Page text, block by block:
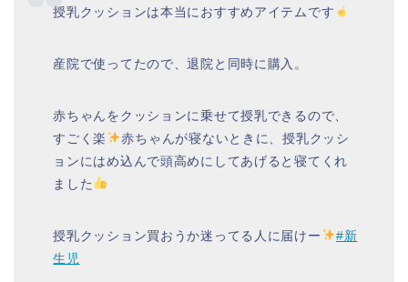
授乳クッションは本当におすすめアイテムです
産院で使ってたので、退院と同時に購入。
赤ちゃんをクッションに乗せて授乳できるので、
すごく楽
赤ちゃんが寝ないときに、授乳クッシ
ョンにはめ込んで頭高めにしてあげると寝てくれ
ました
授乳クッション買おうか迷ってる人に届けー
#新
生児